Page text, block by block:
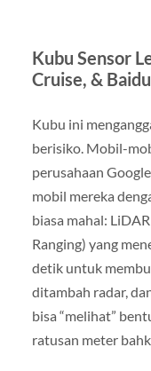
Kubu Sensor
Cruise, &
Kubu ini
berisiko. Mobil-
perusahaan
mobil mereka
biasa mahal:
Ranging) yang
detik untuk
ditambah radar,
bisa “melihat”
ratusan meter